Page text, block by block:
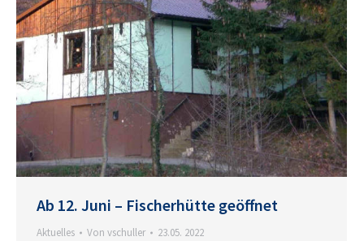
Ab 12. Juni – Fischerhütte geöffnet
Aktuelles Von vschuller 23.05. 2022